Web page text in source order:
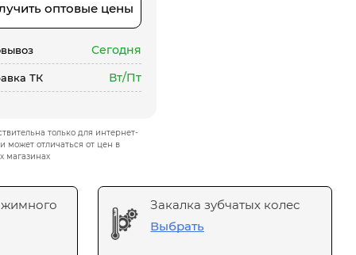
оптовые цены
Сегодня
ТК Вт/Пт
только для интернет-
может отличаться от цен в
магазинах
Закалка зубчатых колес
Выбрать